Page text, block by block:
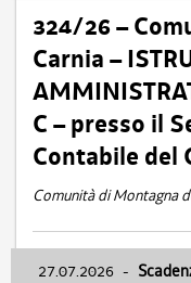
324/26 –
Carnia –
C – presso il
Contabile del
Comunità di Montagna
27.07.2026 -